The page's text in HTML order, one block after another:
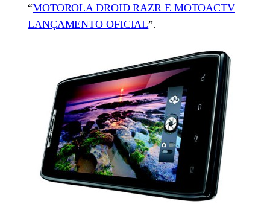
“MOTOROLA DROID RAZR E MOTOACTV
LANÇAMENTO OFICIAL”.